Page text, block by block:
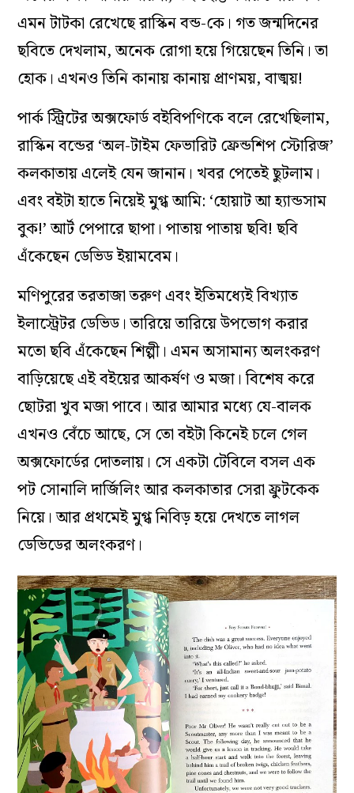
এমন টাটকা রেখেছে রাস্কিন বন্ড-কে। গত জন্মদিনের
ছবিতে দেখলাম, অনেক রোগা হয়ে গিয়েছেন তিনি। তা
হোক। এখনও তিনি কানায় কানায় প্রাণময়, বাঙ্ময়!
পার্ক স্ট্রিটের অক্সফোর্ড বইবিপণিকে বলে রেখেছিলাম,
রাস্কিন বন্ডের ‘অল-টাইম ফেভারিট ফ্রেন্ডশিপ স্টোরিজ’
কলকাতায় এলেই যেন জানান। খবর পেতেই ছুটলাম।
এবং বইটা হাতে নিয়েই মুগ্ধ আমি: ‘হোয়াট আ হ্যান্ডসাম
বুক!’ আর্ট পেপারে ছাপা। পাতায় পাতায় ছবি! ছবি
এঁকেছেন ডেভিড ইয়ামবেম।
মণিপুরের তরতাজা তরুণ এবং ইতিমধ্যেই বিখ্যাত
ইলাস্ট্রেটর ডেভিড। তারিয়ে তারিয়ে উপভোগ করার
মতো ছবি এঁকেছেন শিল্পী। এমন অসামান্য অলংকরণ
বাড়িয়েছে এই বইয়ের আকর্ষণ ও মজা। বিশেষ করে
ছোটরা খুব মজা পাবে। আর আমার মধ্যে যে-বালক
এখনও বেঁচে আছে, সে তো বইটা কিনেই চলে গেল
অক্সফোর্ডের দোতলায়। সে একটা টেবিলে বসল এক
পট সোনালি দার্জিলিং আর কলকাতার সেরা ফ্রুটকেক
নিয়ে। আর প্রথমেই মুগ্ধ নিবিড় হয়ে দেখতে লাগল
ডেভিডের অলংকরণ।